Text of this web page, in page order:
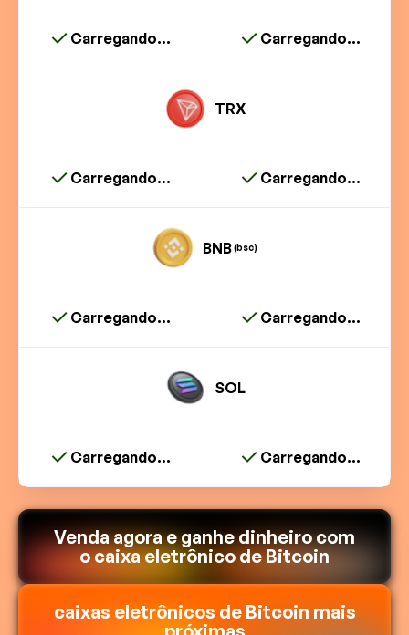
Carregando... Carregando...
TRX
Carregando... Carregando...
BNB(bsc)
Carregando... Carregando...
SOL
Carregando... Carregando...
Venda agora e ganhe dinheiro com
o caixa eletrônico de Bitcoin
caixas eletrônicos de Bitcoin mais